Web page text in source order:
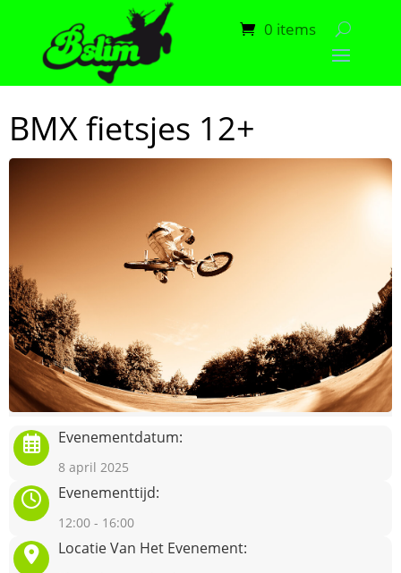
0 items
BMX fietsjes 12+
Evenementdatum:
8 april 2025
Evenementtijd:
12:00 - 16:00
Locatie Van Het Evenement: